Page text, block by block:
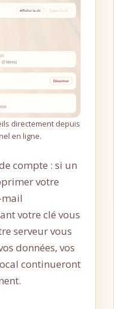
directement depuis
en ligne.
compte : si un
votre
mail
votre clé vous
serveur vous
données, vos
continueront